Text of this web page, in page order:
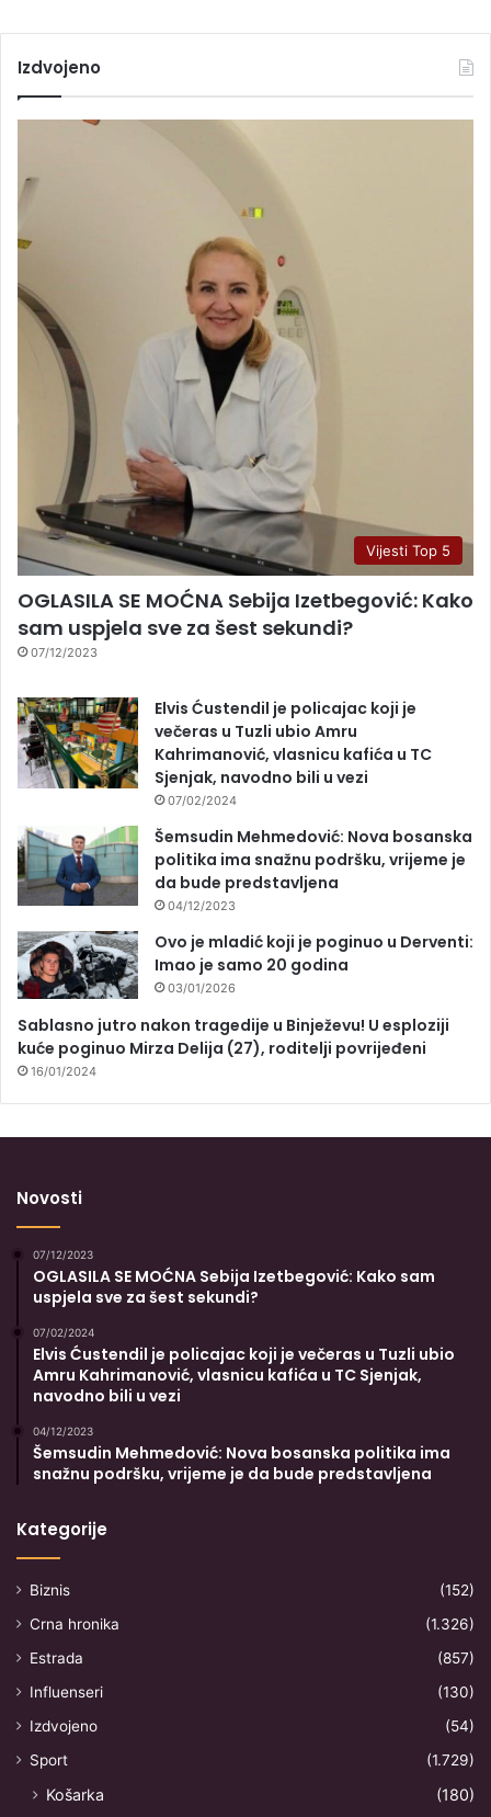
Izdvojeno
Vijesti Top 5
OGLASILA SE MOĆNA Sebija Izetbegović: Kako
sam uspjela sve za šest sekundi?
07/12/2023
Elvis Ćustendil je policajac koji je
večeras u Tuzli ubio Amru
Kahrimanović, vlasnicu kafića u TC
Sjenjak, navodno bili u vezi
07/02/2024
Šemsudin Mehmedović: Nova bosanska
politika ima snažnu podršku, vrijeme je
da bude predstavljena
04/12/2023
Ovo je mladić koji je poginuo u Derventi:
Imao je samo 20 godina
03/01/2026
Sablasno jutro nakon tragedije u Binježevu! U esploziji
kuće poginuo Mirza Delija (27), roditelji povrijeđeni
16/01/2024
Novosti
07/12/2023
OGLASILA SE MOĆNA Sebija Izetbegović: Kako sam
uspjela sve za šest sekundi?
07/02/2024
Elvis Ćustendil je policajac koji je večeras u Tuzli ubio
Amru Kahrimanović, vlasnicu kafića u TC Sjenjak,
navodno bili u vezi
04/12/2023
Šemsudin Mehmedović: Nova bosanska politika ima
snažnu podršku, vrijeme je da bude predstavljena
Kategorije
Biznis
(152)
Crna hronika
(1.326)
Estrada
(857)
Influenseri
(130)
Izdvojeno
(54)
Sport
(1.729)
Košarka
(180)